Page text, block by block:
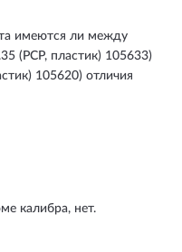
имеются ли между
(РСР, пластик) 105633)
105620) отличия
калибра, нет.